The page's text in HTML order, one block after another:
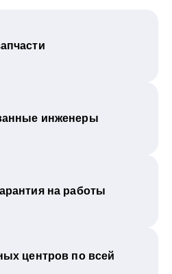
инженеры
на работы
центров по всей